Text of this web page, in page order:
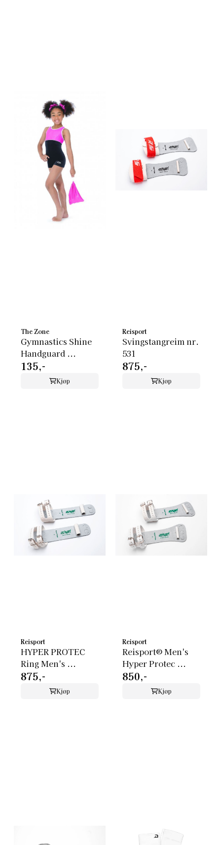
The Zone
Gymnastics Shine
Handguard ...
135,-
Kjøp
Reisport
Svingstangreim nr.
531
875,-
Kjøp
Reisport
HYPER PROTEC
Ring Men's ...
875,-
Kjøp
Reisport
Reisport® Men's
Hyper Protec ...
850,-
Kjøp